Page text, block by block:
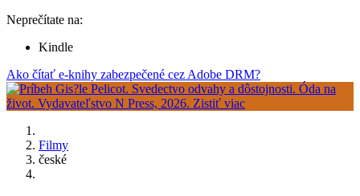
Neprečítate na:
Kindle
Ako čítať e-knihy zabezpečené cez Adobe DRM?
Filmy
české